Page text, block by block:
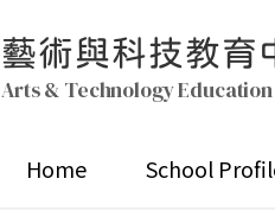
藝術與科技教育
Arts & Technology
Home School